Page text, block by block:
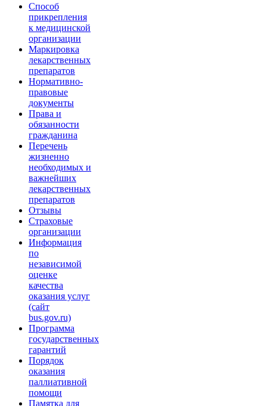
Способ
прикрепления
к медицинской
организации
Маркировка
лекарственных
препаратов
Нормативно-
правовые
документы
Права и
обязанности
гражданина
Перечень
жизненно
необходимых и
важнейших
лекарственных
препаратов
Отзывы
Страховые
организации
Информация
по
независимой
оценке
качества
оказания услуг
(сайт
bus.gov.ru)
Программа
государственных
гарантий
Порядок
оказания
паллиативной
помощи
Памятка для